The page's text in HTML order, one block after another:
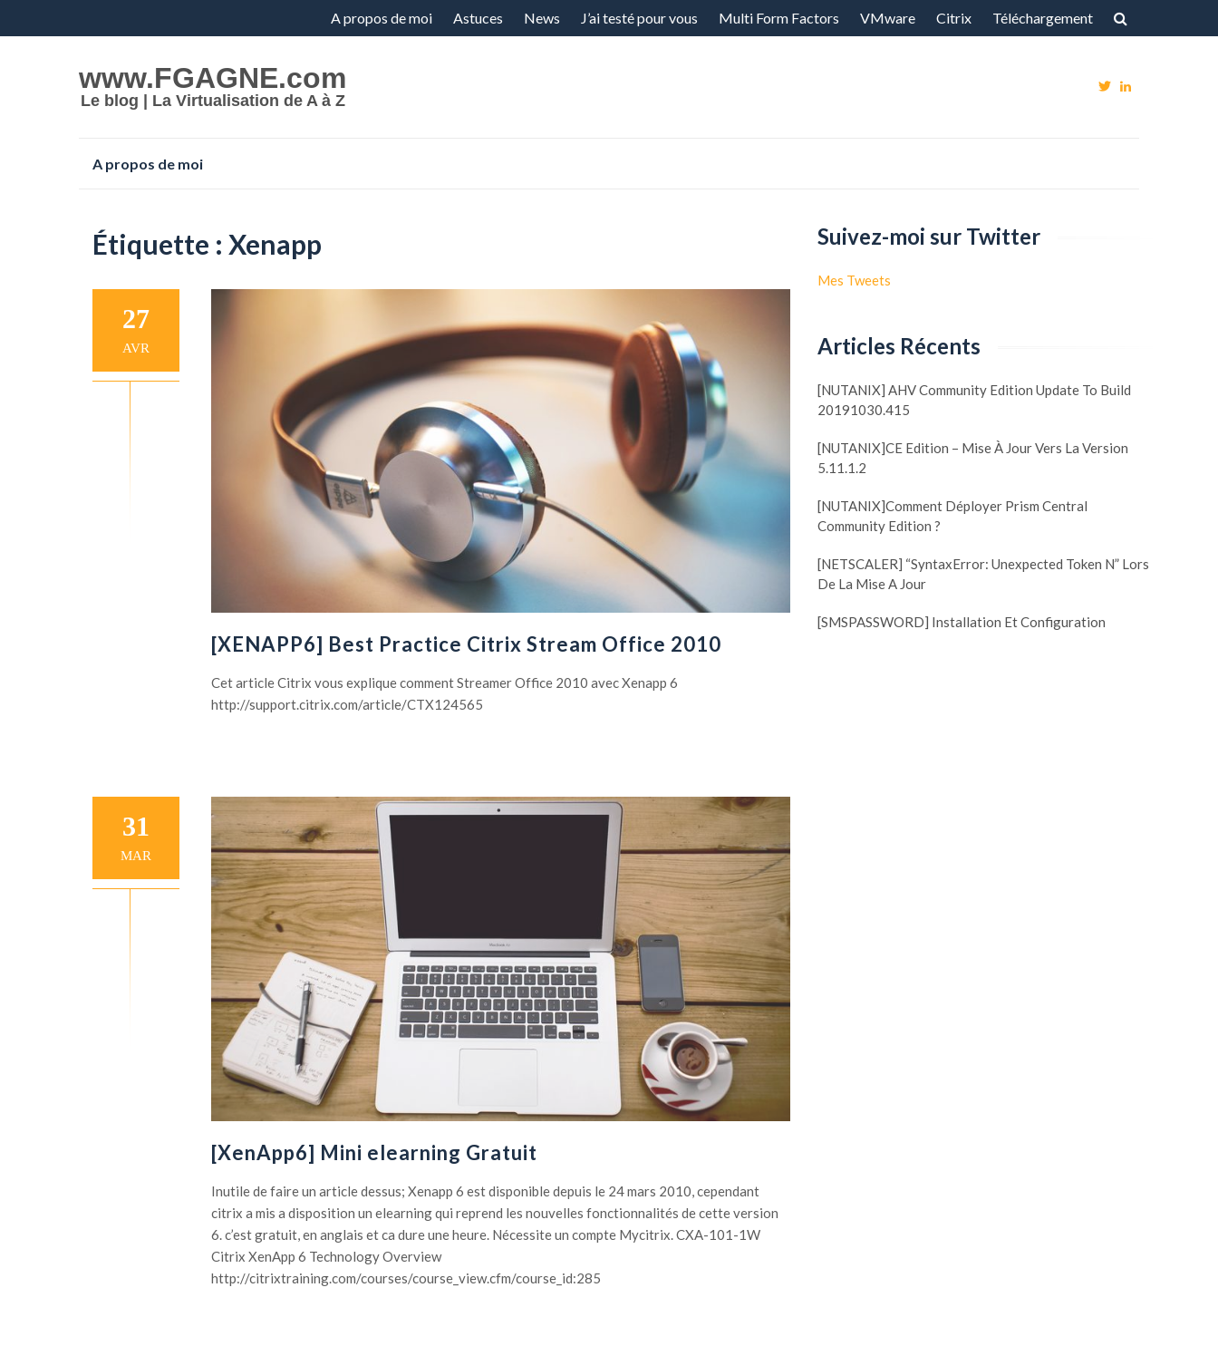
Aller
contenu
A propos de moi Astuces News J’ai testé pour vous Multi Form Factors VMware Citrix Téléchargement
www.FGAGNE.com
Le blog | La Virtualisation de A à Z
Voir
A propos de moi
Étiquette : Xenapp
27
AVR
[XENAPP6] Best Practice Citrix Stream Office 2010
Cet article Citrix vous explique comment Streamer Office 2010 avec Xenapp 6
http://support.citrix.com/article/CTX124565
31
MAR
[XenApp6] Mini elearning Gratuit
Inutile de faire un article dessus; Xenapp 6 est disponible depuis le 24 mars 2010, cependant
citrix a mis a disposition un elearning qui reprend les nouvelles fonctionnalités de cette version
6. c’est gratuit, en anglais et ca dure une heure. Nécessite un compte Mycitrix. CXA-101-1W
Citrix XenApp 6 Technology Overview
http://citrixtraining.com/courses/course_view.cfm/course_id:285
Suivez-moi sur Twitter
Mes Tweets
Articles Récents
[NUTANIX] AHV Community Edition Update To Build
20191030.415
[NUTANIX]CE Edition – Mise À Jour Vers La Version
5.11.1.2
[NUTANIX]Comment Déployer Prism Central
Community Edition ?
[NETSCALER] “SyntaxError: Unexpected Token N” Lors
De La Mise A Jour
[SMSPASSWORD] Installation Et Configuration